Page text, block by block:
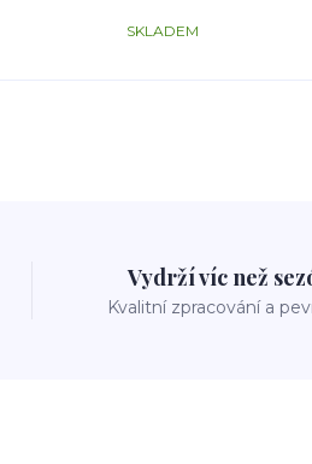
SKLADEM
Vydrží víc než
Kvalitní zpracování a